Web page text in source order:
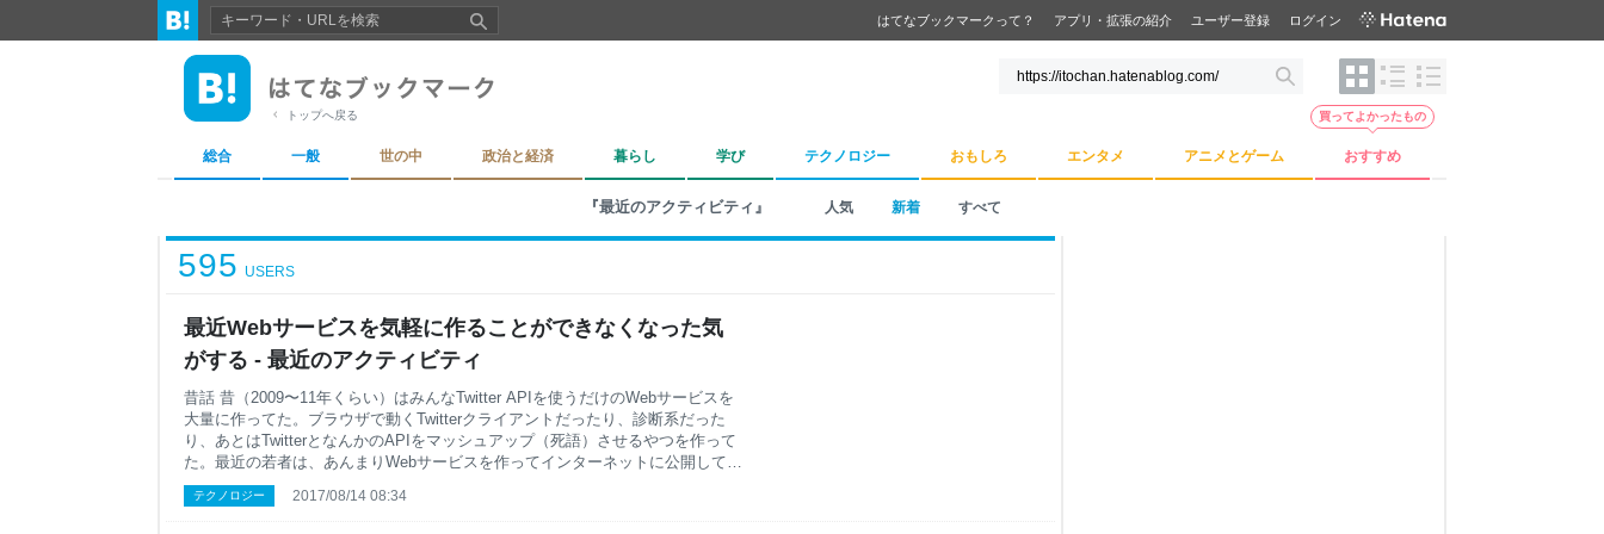
はてなブックマークって？ アプリ・拡張の紹介 ユーザー登録 ログイン
トップへ戻る
総合 一般 世の中 政治と経済 暮らし 学び テクノロジー おもしろ エンタメ アニメとゲーム おすすめ
買ってよかったもの
『最近のアクティビティ』 人気 新着 すべて
最近Webサービスを気軽に作ることができなくなった気
がする - 最近のアクティビティ
595 USERS
昔話 昔（2009〜11年くらい）はみんなTwitter APIを使うだけのWebサービスを
大量に作ってた。ブラウザで動くTwitterクライアントだったり、診断系だった
り、あとはTwitterとなんかのAPIをマッシュアップ（死語）させるやつを作って
た。最近の若者は、あんまりWebサービスを作ってインターネットに公開してい
ないような気がする。今はアプリ開発の人もいるからそっちに流れてるのかもし
れないけど。 気軽に作れない理由 これは結論から言ってしまうとWebサービス
テクノロジー 2017/08/14 08:34